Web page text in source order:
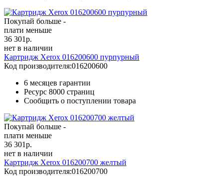
Покупай больше -
плати меньше
36 301р.
нет в наличии
Картридж Xerox 016200600 пурпурный
Код производителя:016200600
6 месяцев гарантии
Ресурс 8000 страниц
Сообщить о поступлении товара
Покупай больше -
плати меньше
36 301р.
нет в наличии
Картридж Xerox 016200700 желтый
Код производителя:016200700